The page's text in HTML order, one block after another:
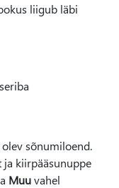
liigub läbi
sõnumiloend.
ja kiirpääsunuppe
Muuvahel